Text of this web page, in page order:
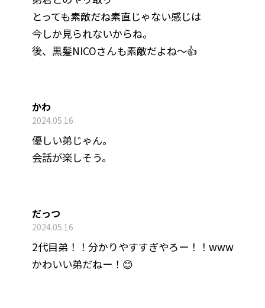
とっても素敵だね素直じゃない感じは
今しか見られないからね。
後、黒髪NICOさんも素敵だよね～👍️
かわ
2024.05.16
優しい弟じゃん。
会話が楽しそう。
だっつ
2024.05.16
2代目弟！！分かりやすすぎやろー！！www
かわいい弟だねー！😊